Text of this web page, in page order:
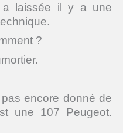
a laissée il y a une
?
encore donné de
une 107 Peugeot.